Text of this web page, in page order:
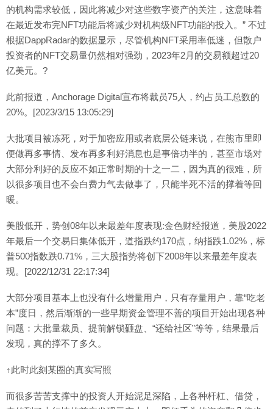
的机构需求较低，因此将减少对这些数字资产的关注，这意味着
在最近发布完NFT功能后将减少对机构级NFT功能的投入。” 不过
根据DappRadar的数据显示，尽管机构NFT采用率低迷，但散户
投资者的NFT交易量仍然相对强劲，2023年2月的交易额超过20
亿美元。?
此前报道，Anchorage Digital宣布将裁员75人，约占员工总数的
20%。[2023/3/15 13:05:29]
大批项目被冻死，对于加密应用或者底层公链来说，在熊市里即
便做再多事情、发布再多利好消息也是事倍功半的，甚至市场对
大部分利好的反应不如正常时期的十之一二，因为真的很难，所
以很多项目也不会白费力气去做事了，只能半死不活的撑着等回
暖。
美股低开，势创08年以来最差年度表现:金色财经报道，美股2022
年最后一个交易日集体低开，道指跌约170点，纳指跌1.02%，标
普500指数跌0.71%，三大股指势将创下2008年以来最差年度表
现。[2022/12/31 22:17:34]
大部分项目基本上也没有什么增量用户，只有存量用户，靠“吃老
本”度日，然后渐渐的一些早期资金管理不善的项目开始出现各种
问题：大批量裁员、提前解锁砸盘、“还给社区”等等，结果最后
发现，真的撑不了多久。
↑此时此刻某圈的真实写照
而很多苦苦支撑中的投资人开始泥足深陷，上各种杆杠、借贷，